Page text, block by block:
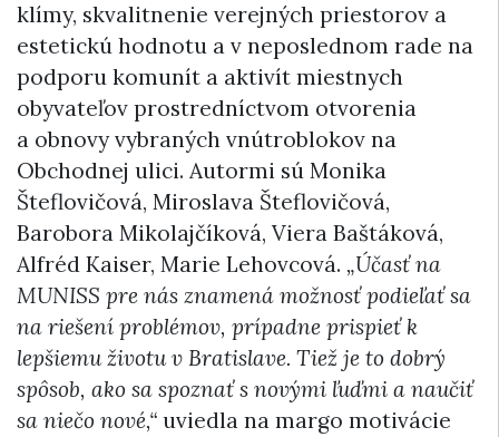
klímy, skvalitnenie verejných priestorov a
estetickú hodnotu a v neposlednom rade na
podporu komunít a aktivít miestnych
obyvateľov prostredníctvom otvorenia
a obnovy vybraných vnútroblokov na
Obchodnej ulici. Autormi sú Monika
Šteflovičová, Miroslava Šteflovičová,
Barobora Mikolajčíková, Viera Baštáková,
Alfréd Kaiser, Marie Lehovcová. „Účasť na
MUNISS pre nás znamená možnosť podieľať sa
na riešení problémov, prípadne prispieť k
lepšiemu životu v Bratislave. Tiež je to dobrý
spôsob, ako sa spoznať s novými ľuďmi a naučiť
sa niečo nové,“ uviedla na margo motivácie